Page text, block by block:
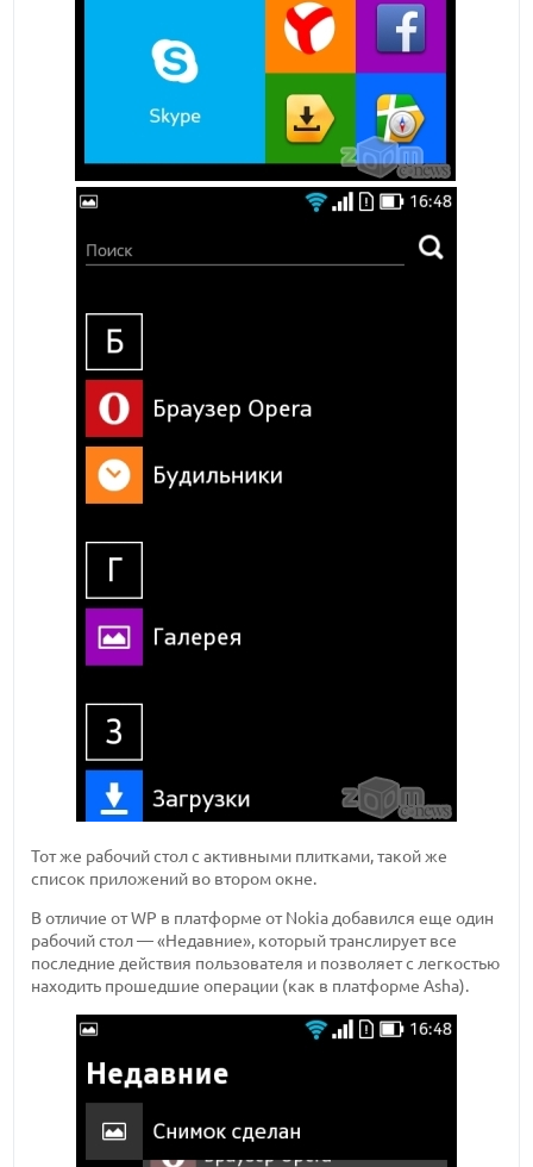
Тот же рабочий стол с активными плитками, такой же
список приложений во втором окне.
В отличие от WP в платформе от Nokia добавился еще один
рабочий стол — «Недавние», который транслирует все
последние действия пользователя и позволяет с легкостью
находить прошедшие операции (как в платформе Asha).